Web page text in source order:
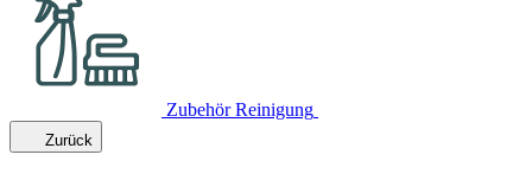
Zubehör Reinigung
Zurück